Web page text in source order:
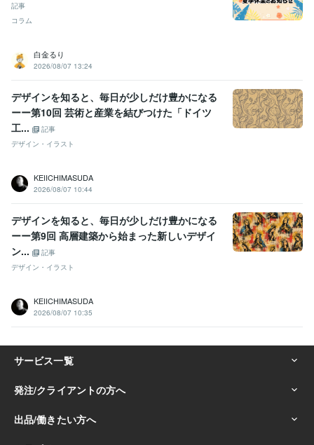
記事
コラム
白金るり
2026/08/07 13:24
デザインを知ると、毎日が少しだけ豊かになる
ーー第10回 芸術と産業を結びつけた「ドイツ
工...
記事
デザイン・イラスト
KEIICHIMASUDA
2026/08/07 10:44
デザインを知ると、毎日が少しだけ豊かになる
ーー第9回 高層建築から始まった新しいデザイ
ン...
記事
デザイン・イラスト
KEIICHIMASUDA
2026/08/07 10:35